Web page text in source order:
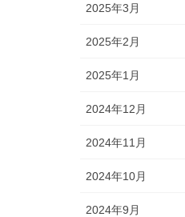
2025年3月
2025年2月
2025年1月
2024年12月
2024年11月
2024年10月
2024年9月